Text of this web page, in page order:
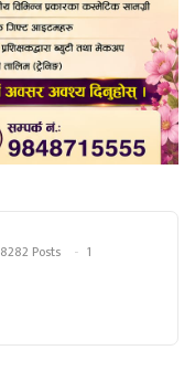
8282 Posts
1